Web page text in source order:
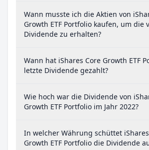
Wann musste ich die Aktien von
Growth ETF Portfolio kaufen, um die
Dividende zu erhalten?
Wann hat iShares Core Growth ETF
letzte Dividende gezahlt?
Wie hoch war die Dividende von
Growth ETF Portfolio im Jahr 2022?
In welcher Währung schüttet
Growth ETF Portfolio die Dividende